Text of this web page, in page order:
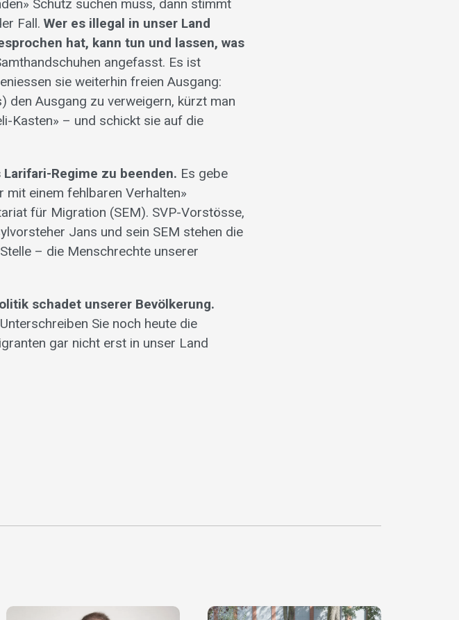
Schutz suchen muss, dann stimmt
Fall.Wer es illegal in unser Land
hat, kann tun und lassen, was
angefasst. Es ist
sie weiterhin freien Ausgang:
den Ausgang zu verweigern, kürzt man
Kasten» – und schickt sie auf die
Regime zu beenden. Es gebe
mit einem fehlbaren Verhalten»
für Migration (SEM). SVP-Vorstösse,
Jans und sein SEM stehen die
– die Menschrechte unserer
schadet unserer Bevölkerung.
Sie noch heute die
gar nicht erst in unser Land